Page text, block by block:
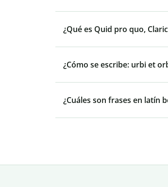
¿Qué es Quid pro quo,
¿Cómo se escribe: urbi et
¿Cuáles son frases en latín